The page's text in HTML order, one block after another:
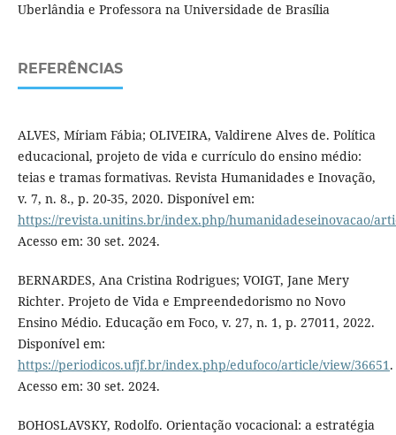
Uberlândia e Professora na Universidade de Brasília
REFERÊNCIAS
ALVES, Míriam Fábia; OLIVEIRA, Valdirene Alves de. Política
educacional, projeto de vida e currículo do ensino médio:
teias e tramas formativas. Revista Humanidades e Inovação,
v. 7, n. 8., p. 20-35, 2020. Disponível em:
https://revista.unitins.br/index.php/humanidadeseinovacao/
Acesso em: 30 set. 2024.
BERNARDES, Ana Cristina Rodrigues; VOIGT, Jane Mery
Richter. Projeto de Vida e Empreendedorismo no Novo
Ensino Médio. Educação em Foco, v. 27, n. 1, p. 27011, 2022.
Disponível em:
https://periodicos.ufjf.br/index.php/edufoco/article/view/36651.
Acesso em: 30 set. 2024.
BOHOSLAVSKY, Rodolfo. Orientação vocacional: a estratégia